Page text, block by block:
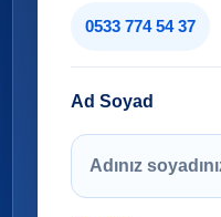
0533 774 54 37
Ad Soyad